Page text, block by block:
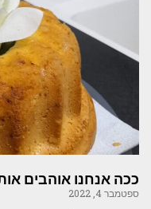
ככה אנחנו אוהבים
ספטמבר 4, 2022